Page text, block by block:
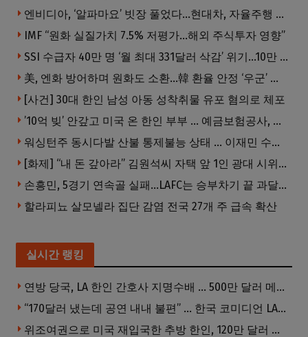
엔비디아, ‘알파마요’ 빗장 풀었다…현대차, 자율주행 속도내나
IMF “원화 실질가치 7.5% 저평가…해외 주식투자 영향”
SSI 수급자 40만 명 ‘월 최대 331달러 삭감’ 위기…10만 명은 수급자격 상실
美, 엔화 방어하며 원화도 소환…韓 환율 안정 ‘우군’ 되나
[사건] 30대 한인 남성 아동 성착취물 유포 혐의로 체포
’10억 빚’ 안갚고 미국 온 한인 부부 … 예금보험공사, 미국서 소송
워싱턴주 동시다발 산불 통제불능 상태 … 이재민 수십만명
[화제] “내 돈 갚아라” 김원석씨 자택 앞 1인 광대 시위 … 한인 투자사, “108만 달러 못받아”
손흥민, 5경기 연속골 실패…LAFC는 승부차기 끝 과달라하라 격파
할라피뇨 살모넬라 집단 감염 전국 27개 주 급속 확산
실시간 랭킹
연방 당국, LA 한인 간호사 지명수배 … 500만 달러 메디캐어 사기, 선고 직전 한국 도주
“170달러 냈는데 공연 내내 불편” … 한국 코미디언 LA공연, 음향 불량에 외모 비하 개그 논란
위조여권으로 미국 재입국한 추방 한인, 120만 달러 은행 사기 행각